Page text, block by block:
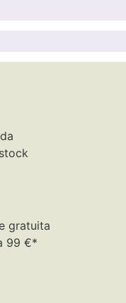
gratuita
99 €*